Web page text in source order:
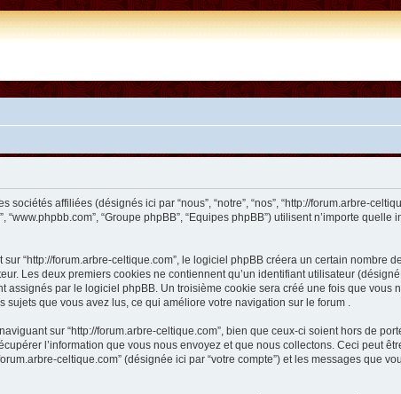
affiliées (désignés ici par “nous”, “notre”, “nos”, “http://forum.arbre-
“www.phpbb.com”, “Groupe phpBB”, “Equipes phpBB”) utilisent n’importe
“http://forum.arbre-celtique.com”, le logiciel phpBB créera un certain nombre
Les deux premiers cookies ne contiennent qu’un identifiant utilisateur (désigné
assignés par le logiciel phpBB. Un troisième cookie sera créé une fois que vous
que vous avez lus, ce qui améliore votre navigation sur le forum .
sur “http://forum.arbre-celtique.com”, bien que ceux-ci soient hors de
l’information que vous nous envoyez et que nous collectons. Ceci peut
celtique.com” (désignée ici par “votre compte”) et les messages que